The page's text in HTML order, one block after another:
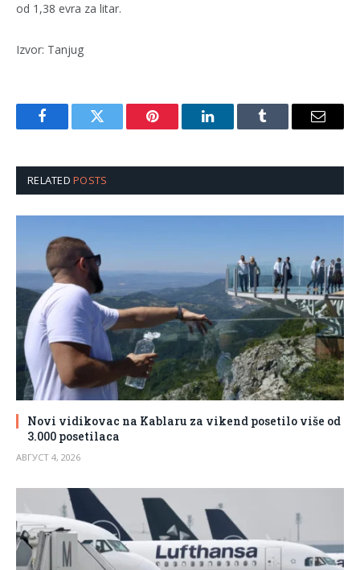
od 1,38 evra za litar.
Izvor: Tanjug
FacebookTwitter Pinterest LinkedInTumblr Email
RELATEDPOSTS
Novi vidikovac na Kablaru za vikend posetilo više od
3.000 posetilaca
АВГУСТ 4, 2026